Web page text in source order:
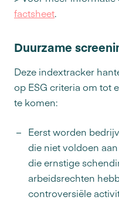
factsheet.
Duurzame
Deze indextracker
op ESG criteria om tot
te komen:
Eerst worden
die niet voldoen
die ernstige
arbeidsrechten
controversiële